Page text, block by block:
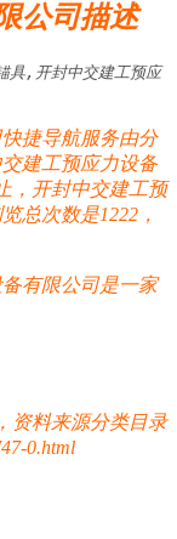
公司描述
具,开封中交建工预应
捷导航服务由分
建工预应力设备
，开封中交建工预
总次数是1222，
有限公司是一家
资料来源分类目录
0.html